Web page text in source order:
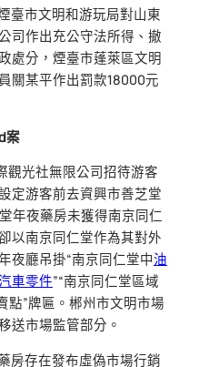
臺市文明和游玩局對山東
司作出充公守法所得、撤
處分，煙臺市蓬萊區文明
關某平作出罰款18000元
案
觀光社無限公司招待游客
定游客前去資興市善芝堂
年夜藥房未獲得南京同仁
以南京同仁堂作為其對外
夜廳吊掛“南京同仁堂中油
車零件”“南京同仁堂區域
點”牌匾。郴州市文明市場
送市場監管部分。
房存在發布虛偽市場行銷